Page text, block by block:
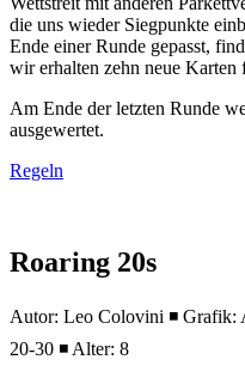
die uns wieder Siegpunkte
Ende einer Runde gepasst,
wir erhalten zehn neue
Am Ende der letzten Runde
ausgewertet.
Regeln
Roaring 20s
Autor: Leo Colovini ◾ Grafik:
20-30 ◾ Alter: 8